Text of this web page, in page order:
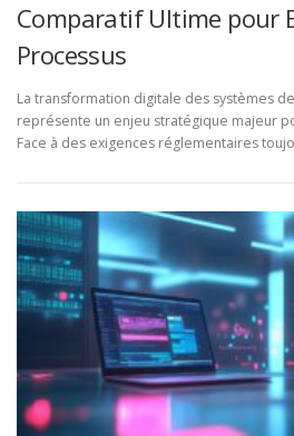
Comparatif Ultime pour
Processus
La transformation digitale des systèmes
représente un enjeu stratégique majeur
Face à des exigences réglementaires